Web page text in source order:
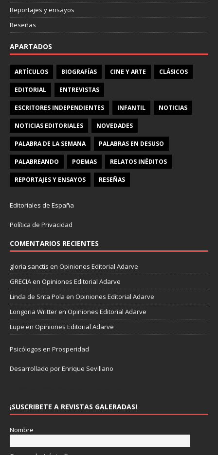
Reportajes y ensayos
Reseñas
APARTADOS
ARTÍCULOS BIOGRAFÍAS CINE Y ARTE CLÁSICOS
EDITORIAL ENTREVISTAS
ESCRITORES INDEPENDIENTES INFANTIL NOTICIAS
NOTICIAS EDITORIALES NOVEDADES
PALABRA DE LA SEMANA PALABRAS EN DESUSO
PALABREANDO POEMAS RELATOS INÉDITOS
REPORTAJES Y ENSAYOS RESEÑAS
Editoriales de España
Política de Privacidad
COMENTARIOS RECIENTES
gloria sanctis en Opiniones Editorial Adarve
GRECIAen Opiniones Editorial Adarve
Linda de Snta Pola en Opiniones Editorial Adarve
Longoria Writteren Opiniones Editorial Adarve
Lupe en Opiniones Editorial Adarve
Psicólogos en Prosperidad
Desarrollado por Enrique Sevillano
¡SUSCRIBETE A REVISTAS GALERADAS!
Nombre